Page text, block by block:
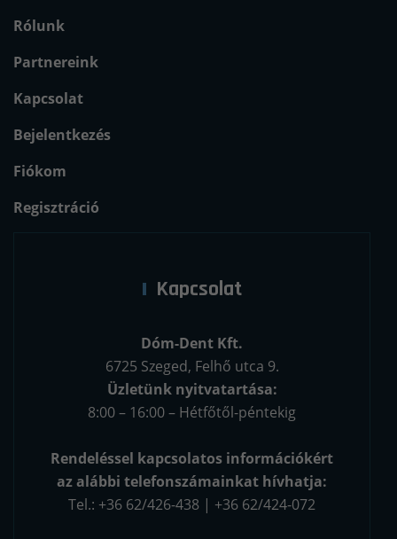
Rólunk
Partnereink
Kapcsolat
Bejelentkezés
Fiókom
Regisztráció
Kapcsolat
Dóm-Dent Kft.
6725 Szeged, Felhő utca 9.
Üzletünk nyitvatartása:
8:00 – 16:00 – Hétfőtől-péntekig
Rendeléssel kapcsolatos információkért
az alábbi telefonszámainkat hívhatja:
Tel.: +36 62/426-438 | +36 62/424-072